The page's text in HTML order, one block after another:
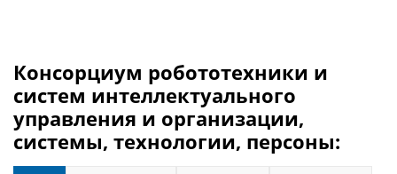
Консорциум робототехники и
систем интеллектуального
управления и организации,
системы, технологии, персоны: